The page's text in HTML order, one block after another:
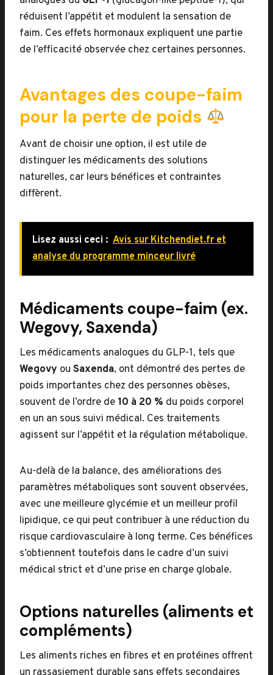
réduisent l’appétit et modulent la sensation de
faim. Ces effets hormonaux expliquent une partie
de l’efficacité observée chez certaines personnes.
Avantages des coupe-faim
pour la perte de poids
Avant de choisir une option, il est utile de
distinguer les médicaments des solutions
naturelles, car leurs bénéfices et contraintes
diffèrent.
Lisez aussi ceci : Avis sur Kitchendiet.fr et
analyse du programme minceur livré
Médicaments coupe-faim (ex.
Wegovy, Saxenda)
Les médicaments analogues du GLP-1, tels que
Wegovy ou Saxenda, ont démontré des pertes de
poids importantes chez des personnes obèses,
souvent de l’ordre de 10 à 20 % du poids corporel
en un an sous suivi médical. Ces traitements
agissent sur l’appétit et la régulation métabolique.
Au-delà de la balance, des améliorations des
paramètres métaboliques sont souvent observées,
avec une meilleure glycémie et un meilleur profil
lipidique, ce qui peut contribuer à une réduction du
risque cardiovasculaire à long terme. Ces bénéfices
s’obtiennent toutefois dans le cadre d’un suivi
médical strict et d’une prise en charge globale.
Options naturelles (aliments et
compléments)
Les aliments riches en fibres et en protéines offrent